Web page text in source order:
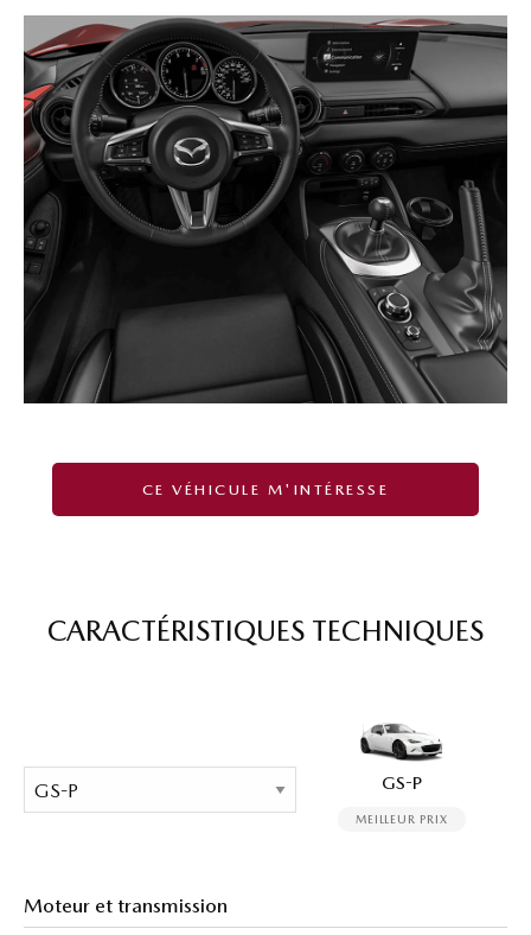
CE VÉHICULE M'INTÉRESSE
CARACTÉRISTIQUES TECHNIQUES
GS-P
MEILLEUR PRIX
Moteur et transmission